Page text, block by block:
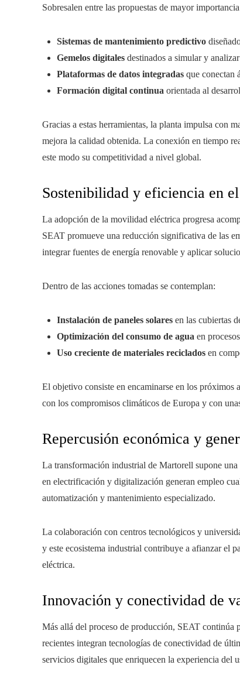
Sobresalen entre las propuestas de mayor
Sistemas de mantenimiento predictivo
Gemelos digitales destinados a simular y
Plataformas de datos integradas que conectan
Formación digital continua orientada al
Gracias a estas herramientas, la planta impulsa con
mejora la calidad obtenida. La conexión en tiempo
este modo su competitividad a nivel global.
Sostenibilidad y eficiencia en
La adopción de la movilidad eléctrica progresa
SEAT promueve una reducción significativa de las
integrar fuentes de energía renovable y aplicar
Dentro de las acciones tomadas se contemplan:
Instalación de paneles solares en las cubiertas
Optimización del consumo de agua en
Uso creciente de materiales reciclados en
El objetivo consiste en encaminarse en los próximos
con los compromisos climáticos de Europa y con
Repercusión económica y
La transformación industrial de Martorell supone
en electrificación y digitalización generan empleo
automatización y mantenimiento especializado.
La colaboración con centros tecnológicos y
y este ecosistema industrial contribuye a afianzar el
eléctrica.
Innovación y conectividad de
Más allá del proceso de producción, SEAT
recientes integran tecnologías de conectividad de
servicios digitales que enriquecen la experiencia del